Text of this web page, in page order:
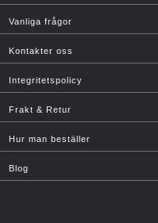
Vanliga frågor
Kontakter oss
Integritetspolicy
Frakt & Retur
Hur man beställer
Blog